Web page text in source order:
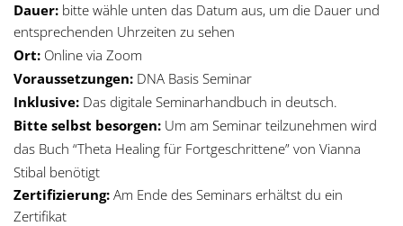
Dauer: bitte wähle unten das Datum aus, um die Dauer und
entsprechenden Uhrzeiten zu sehen
Ort: Online via Zoom
Voraussetzungen: DNA Basis Seminar
Inklusive: Das digitale Seminarhandbuch in deutsch.
Bitte selbst besorgen: Um am Seminar teilzunehmen wird
das Buch “Theta Healing für Fortgeschrittene” von Vianna
Stibal benötigt
Zertifizierung: Am Ende des Seminars erhältst du ein
Zertifikat